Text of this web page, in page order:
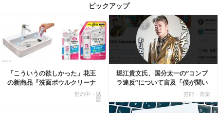
ピックアップ
「こういうの欲しかった」花王
の新商品『洗面ボウルクリーナ
世の中・話
題
堀江貴文氏、国分太一の“コンプ
ラ違反”について言及「僕が聞い
芸能・音楽
記事を読む